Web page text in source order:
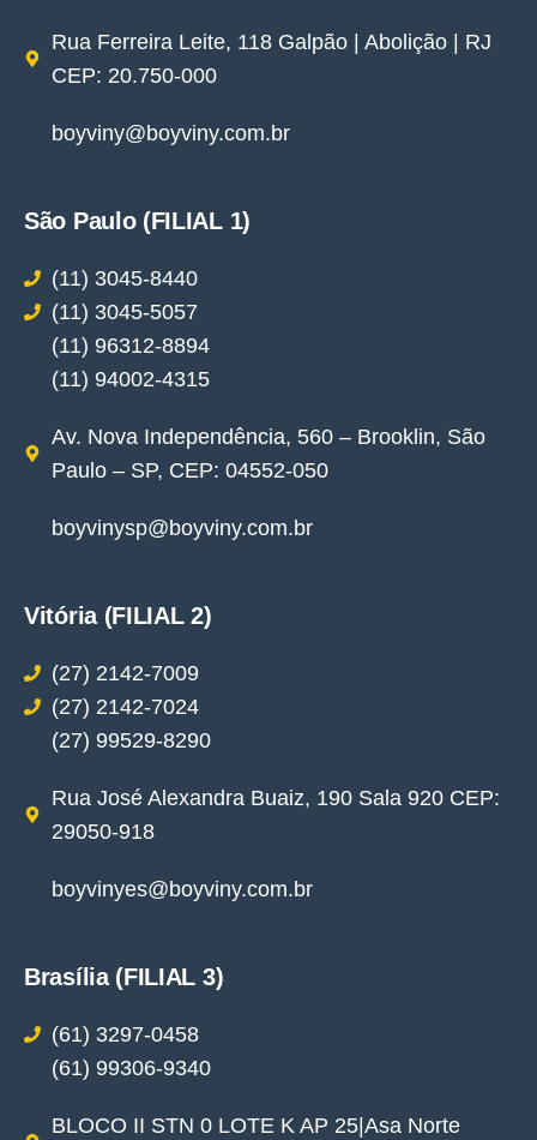
Rua Ferreira Leite, 118 Galpão | Abolição | RJ
CEP: 20.750-000
boyviny@boyviny.com.br
São Paulo (FILIAL 1)
(11) 3045-8440
(11) 3045-5057
(11) 96312-8894
(11) 94002-4315
Av. Nova Independência, 560 – Brooklin, São
Paulo – SP, CEP: 04552-050
boyvinysp@boyviny.com.br
Vitória (FILIAL 2)
(27) 2142-7009
(27) 2142-7024
(27) 99529-8290
Rua José Alexandra Buaiz, 190 Sala 920 CEP:
29050-918
boyvinyes@boyviny.com.br
Brasília (FILIAL 3)
(61) 3297-0458
(61) 99306-9340
BLOCO II STN 0 LOTE K AP 25|Asa Norte